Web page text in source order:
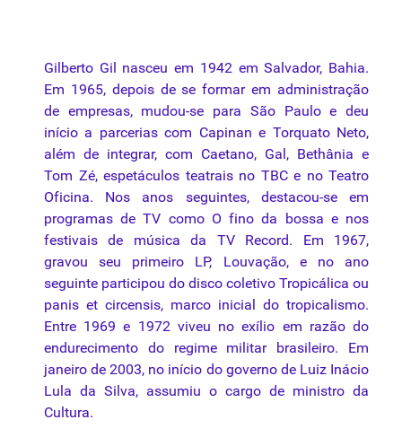
Gilberto Gil nasceu em 1942 em Salvador, Bahia.
Em 1965, depois de se formar em administração
de empresas, mudou-se para São Paulo e deu
início a parcerias com Capinan e Torquato Neto,
além de integrar, com Caetano, Gal, Bethânia e
Tom Zé, espetáculos teatrais no TBC e no Teatro
Oficina. Nos anos seguintes, destacou-se em
programas de TV como O finoda bossa e nos
festivais de músicada TV Record. Em 1967,
gravou seu primeiro LP, Louvação, e no ano
seguinte participou do disco coletivo Tropicálica ou
panis et circensis, marco inicial do tropicalismo.
Entre 1969 e 1972 viveu no exílio em razão do
endurecimento do regime militar brasileiro. Em
janeiro de 2003, no início do governo de Luiz Inácio
Lula da Silva, assumiu o cargo de ministro da
Cultura.